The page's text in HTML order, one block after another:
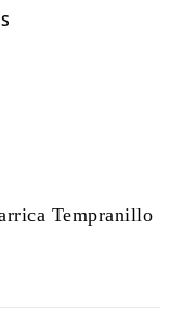
Tempranillo